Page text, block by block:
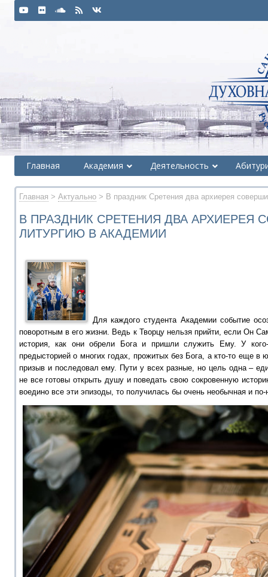
Главная Академия Деятельность
Главная > Актуально > В праздник Сретения два архиерея
В ПРАЗДНИК СРЕТЕНИЯ ДВА АРХИЕРЕЯ
ЛИТУРГИЮ В АКАДЕМИИ
Для каждого студента Академии событие
поворотным в его жизни. Ведь к Творцу нельзя прийти, если Он
история, как они обрели Бога и пришли служить Ему. У
предысторией о многих годах, прожитых без Бога, а кто-то еще
призыв и последовал ему. Пути у всех разные, но цель одна –
не все готовы открыть душу и поведать свою сокровенную
воедино все эти эпизоды, то получилась бы очень необычная и